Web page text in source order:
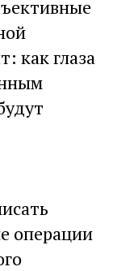
как глаза
операции